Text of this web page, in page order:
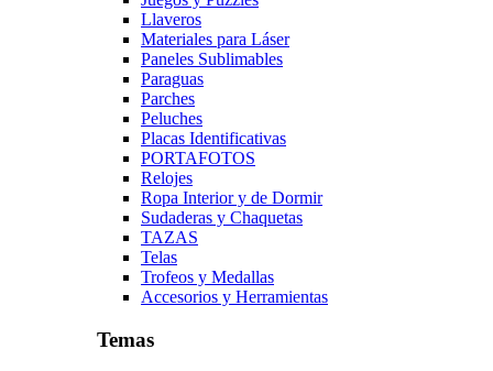
Llaveros
Materiales para Láser
Paneles Sublimables
Paraguas
Parches
Peluches
Placas Identificativas
PORTAFOTOS
Relojes
Ropa Interior y de Dormir
Sudaderas y Chaquetas
TAZAS
Telas
Trofeos y Medallas
Accesorios y Herramientas
Temas